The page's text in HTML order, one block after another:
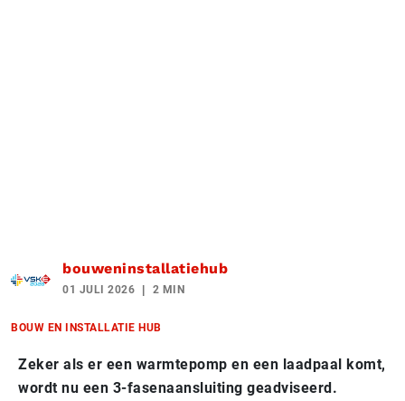
bouweninstallatiehub
01 JULI 2026 2 MIN
BOUW EN INSTALLATIE HUB
Zeker als er een warmtepomp en een laadpaal komt,
wordt nu een 3-fasenaansluiting geadviseerd.